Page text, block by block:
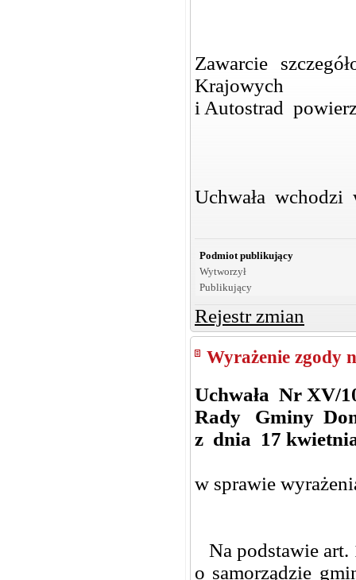
Zawarcie
Krajowych
i Autostrad
Uchwała
Podmiot publikujący
Wytworzył
Publikujący
Rejestr zmian
Wyrażenie zgody
Uchwała Nr XV/
Rady Gminy
z dnia 17
w sprawie
Na podstawie art.
o samorządzie